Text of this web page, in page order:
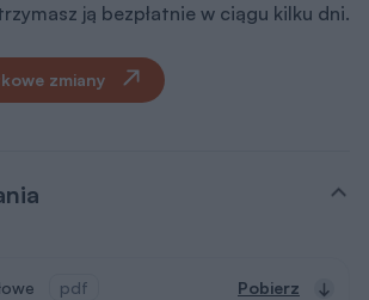
ją bezpłatnie w ciągu kilku dni.
zmiany
pdf Pobierz